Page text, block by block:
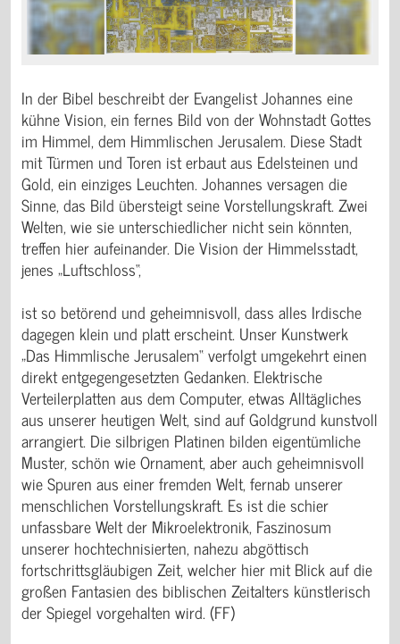
In der Bibel beschreibt der Evangelist Johannes eine
kühne Vision, ein fernes Bild von der Wohnstadt Gottes
im Himmel, dem Himmli­schen Jerusalem. Diese Stadt
mit Türmen und Toren ist erbaut aus Edelsteinen und
Gold, ein einziges Leuchten. Johannes versagen die
Sinne, das Bild über­steigt seine Vorstellungskraft. Zwei
Welten, wie sie unterschiedlicher nicht sein könnten,
treffen hier aufeinander. Die Vision der Himmelsstadt,
jenes „Luftschloss“,
ist so betörend und geheimnisvoll, dass alles Irdische
dagegen klein und platt erscheint. Unser Kunstwerk
„Das Himmlische Jerusalem“ verfolgt umgekehrt einen
direkt entgegen­gesetzten Gedanken. Elektrische
Verteiler­platten aus dem Computer, etwas Alltägliches
aus unserer heutigen Welt, sind auf Goldgrund kunstvoll
arrangiert. Die silbrigen Platinen bilden eigentümliche
Muster, schön wie Ornament, aber auch geheimnisvoll
wie Spuren aus einer fremden Welt, fernab unserer
menschlichen Vorstel­lungskraft. Es ist die schier
unfassbare Welt der Mikro­elektronik, Faszinosum
unserer hochtech­nisierten, nahezu abgöttisch
fortschritts­gläubigen Zeit, welcher hier mit Blick auf die
großen Fantasien des biblischen Zeitalters künstlerisch
der Spiegel vorgehalten wird. (FF)